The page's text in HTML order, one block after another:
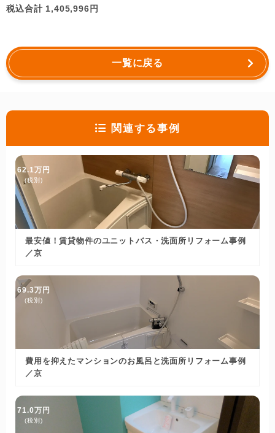
税込合計 1,405,996円
一覧に戻る
関連する事例
62.1万円
(税別)
最安値！賃貸物件のユニットバス・洗面所リフォーム事例
／京
69.3万円
(税別)
費用を抑えたマンションのお風呂と洗面所リフォーム事例
／京
71.0万円
(税別)